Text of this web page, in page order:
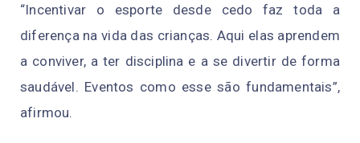
“Incentivar o esporte desde cedo faz toda a
diferença na vida das crianças. Aqui elas aprendem
a conviver, a ter disciplina e a se divertir de forma
saudável. Eventos como esse são fundamentais”,
afirmou.